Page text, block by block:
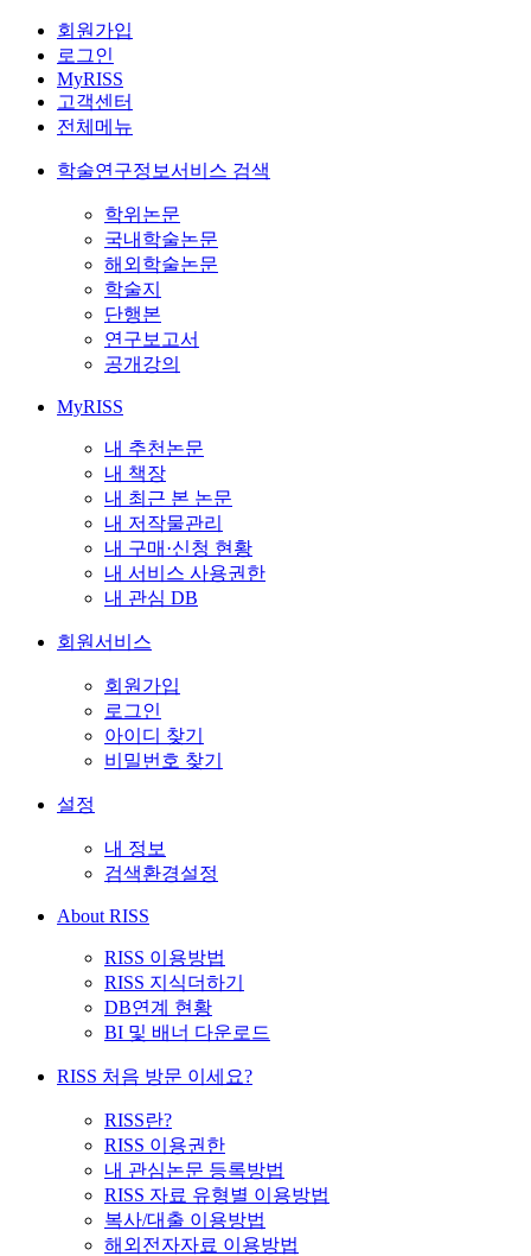
회원가입
로그인
MyRISS
고객센터
전체메뉴
학술연구정보서비스 검색
학위논문
국내학술논문
해외학술논문
학술지
단행본
연구보고서
공개강의
MyRISS
내 추천논문
내 책장
내 최근 본 논문
내 저작물관리
내 구매·신청 현황
내 서비스 사용권한
내 관심 DB
회원서비스
회원가입
로그인
아이디 찾기
비밀번호 찾기
설정
내 정보
검색환경설정
About RISS
RISS 이용방법
RISS 지식더하기
DB연계 현황
BI 및 배너 다운로드
RISS 처음 방문 이세요?
RISS란?
RISS 이용권한
내 관심논문 등록방법
RISS 자료 유형별 이용방법
복사/대출 이용방법
해외전자자료 이용방법